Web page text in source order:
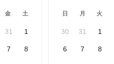
金 土
31 1
7 8
日 月 火
30 31 1
6 7 8